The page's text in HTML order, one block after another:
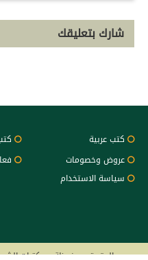
شارك بتعليقك
كتب عربية
عروض وخصومات
سياسة الاستخدام
جميع الحقوق محفوظة - مكتبات الشروق